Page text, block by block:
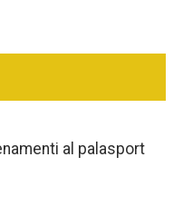
al palasport